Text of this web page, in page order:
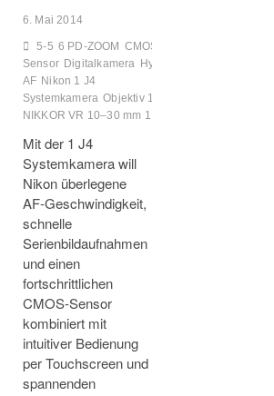
Fujifilm
Pro
6. Mai 2014
5-5 6 PD-ZOOM CMOS-
Sensor Digitalkamera Hybrid-
AF Nikon 1 J4
Systemkamera Objektiv 1
NIKKOR VR 10–30 mm 1:3
Mit der 1 J4
Systemkamera will
Nikon überlegene
AF-Geschwindigkeit,
schnelle
Serienbildaufnahmen
und einen
fortschrittlichen
CMOS-Sensor
kombiniert mit
intuitiver Bedienung
per Touchscreen und
spannenden